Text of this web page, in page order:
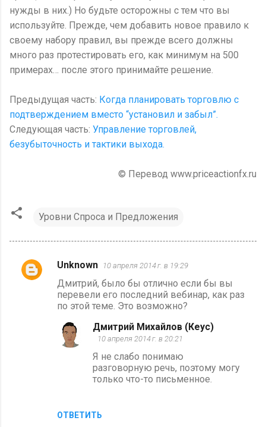
нужды в них.) Но будьте осторожны с тем что вы
используйте. Прежде, чем добавить новое правило к
своему набору правил, вы прежде всего должны
много раз протестировать его, как минимум на 500
примерах… после этого принимайте решение.
Предыдущая часть: Когда планировать торговлю с
подтверждением вместо “установил и забыл”.
Следующая часть: Управление торговлей,
безубыточность и тактики выхода.
© Перевод www.priceactionfx.ru
Уровни Спроса и Предложения
К
Unknown 10 апреля 2014 г. в 19:29
Дмитрий, было бы отлично если бы вы
перевели его последний вебинар, как раз
по этой теме. Это возможно?
ОТВЕТИТЬ
Дмитрий Михайлов (Кеус)
10 апреля 2014 г. в 20:21
Я не слабо понимаю
разговорную речь, поэтому могу
только что-то письменное.